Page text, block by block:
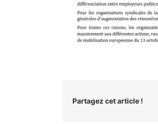
Partagez cet article !